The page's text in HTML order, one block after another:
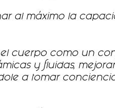
al máximo la
el cuerpo como un
y fluidas,
a tomar